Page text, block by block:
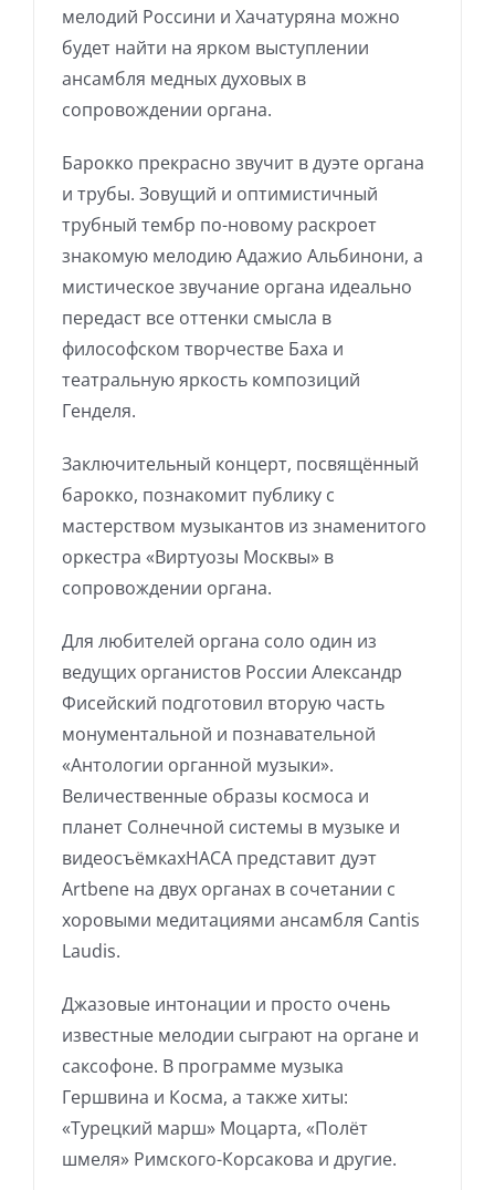
мелодий Россини и Хачатуряна можно
будет найти на ярком выступлении
ансамбля медных духовых в
сопровождении органа.
Барокко прекрасно звучит в дуэте органа
и трубы. Зовущий и оптимистичный
трубный тембр по-новому раскроет
знакомую мелодию Адажио Альбинони, а
мистическое звучание органа идеально
передаст все оттенки смысла в
философском творчестве Баха и
театральную яркость композиций
Генделя.
Заключительный концерт, посвящённый
барокко, познакомит публику с
мастерством музыкантов из знаменитого
оркестра «Виртуозы Москвы» в
сопровождении органа.
Для любителей органа соло один из
ведущих органистов России Александр
Фисейский подготовил вторую часть
монументальной и познавательной
«Антологии органной музыки».
Величественные образы космоса и
планет Солнечной системы в музыке и
видеосъёмкахНАСА представит дуэт
Artbene на двух органах в сочетании с
хоровыми медитациями ансамбля Cantis
Laudis.
Джазовые интонации и просто очень
известные мелодии сыграют на органе и
саксофоне. В программе музыка
Гершвина и Косма, а также хиты:
«Турецкий марш» Моцарта, «Полёт
шмеля» Римского-Корсакова и другие.